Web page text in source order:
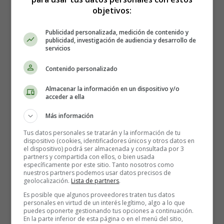
así que evita llevar demasiadas cosas innecesarias.
Mantén un presupuesto
El dinero puede ser un factor importante en tus
mantente fiel a él. Decide cuánto estás dispuesto a gastar
ofertas y descuentos, come en restaurantes locales en
opciones de transporte económicas como el transporte
público o el alquiler de bicicletas.
Sumérgete en la cultura local
Una de las mejores partes de unas vacaciones de verano
es la oportunidad de sumergirse en la cultura local.
objetivos:
Publicidad personalizada, medición de contenido y
publicidad, investigación de audiencia y desarrollo de
servicios
Contenido personalizado
Almacenar la información en un dispositivo y/o
acceder a ella
Más información
Tus datos personales se tratarán y la información de tu
dispositivo (cookies, identificadores únicos y otros datos en
el dispositivo) podrá ser almacenada y consultada por 3
partners y compartida con ellos, o bien usada
específicamente por este sitio. Tanto nosotros como
nuestros partners podemos usar datos precisos de
geolocalización. Lista de partners.
Es posible que algunos proveedores traten tus datos
personales en virtud de un interés legítimo, algo a lo que
puedes oponerte gestionando tus opciones a continuación.
En la parte inferior de esta página o en el menú del sitio,